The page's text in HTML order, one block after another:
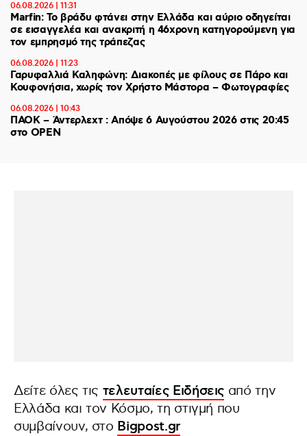
06.08.2026 | 11:31
Marfin: Το βράδυ φτάνει στην Ελλάδα και αύριο οδηγείται
σε εισαγγελέα και ανακριτή η 46χρονη κατηγορούμενη για
τον εμπρησμό της τράπεζας
06.08.2026 | 11:23
Γαρυφαλλιά Καληφώνη: Διακοπές με φίλους σε Πάρο και
Κουφονήσια, χωρίς τον Χρήστο Μάστορα – Φωτογραφίες
06.08.2026 | 10:43
ΠΑΟΚ – Άντερλεχτ : Απόψε 6 Αυγούστου 2026 στις 20:45
στο ΟΡΕΝ
Δείτε όλες τις τελευταίες Ειδήσεις από την
Ελλάδα και τον Κόσμο, τη στιγμή που
συμβαίνουν, στο Bigpost.gr